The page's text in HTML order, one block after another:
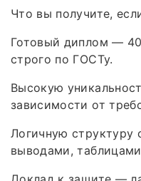
Что вы получите,
Готовый диплом —
строго по ГОСТу.
Высокую
зависимости от
Логичную структуру
выводами,